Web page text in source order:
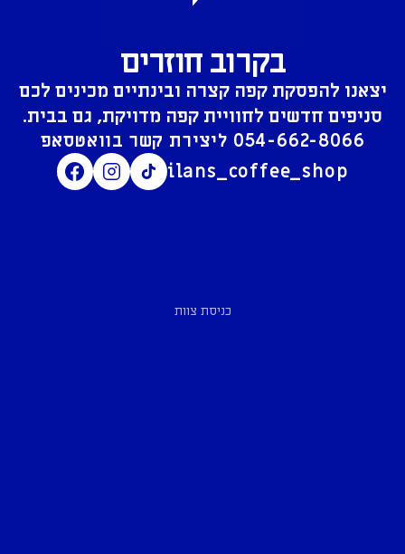
בקרוב חוזרים
יצאנו להפסקת קפה קצרה ובינתיים מכינים לכם
סניפים חדשים לחוויית קפה מדויקת, גם בבית.
054-662-8066
ilans_coffee_shop
כניסת צוות